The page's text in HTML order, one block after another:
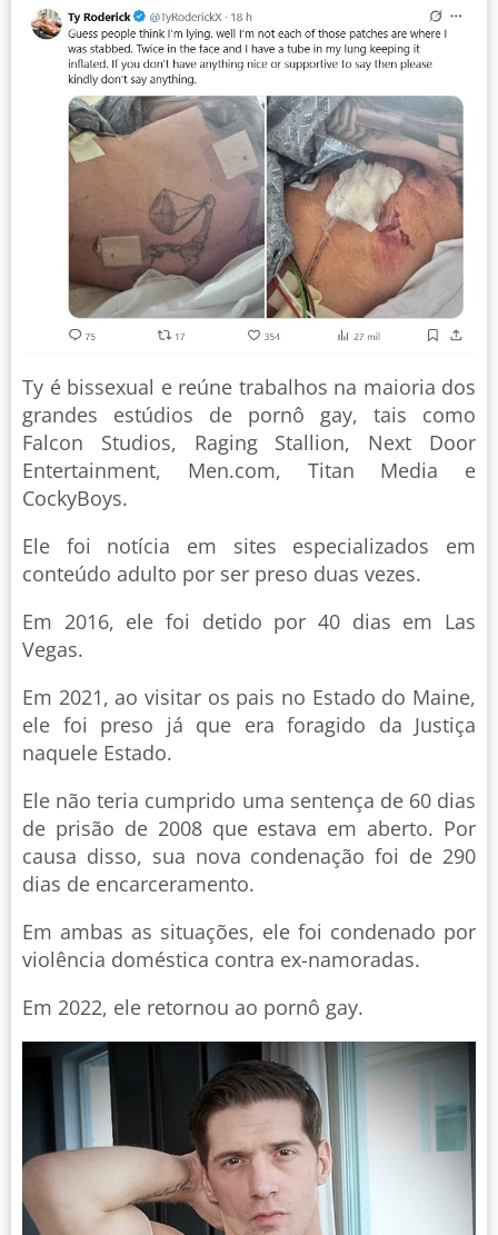
Ty é bissexual e reúne trabalhos na maioria dos
grandes estúdios de pornô gay, tais como
Falcon Studios, Raging Stallion, Next Door
Entertainment, Men.com, Titan Media e
CockyBoys.
Ele foi notícia em sites especializados em
conteúdo adulto por ser preso duas vezes.
Em 2016, ele foi detido por 40 dias em Las
Vegas.
Em 2021, ao visitar os pais no Estado do Maine,
ele foi preso já que era foragido da Justiça
naquele Estado.
Ele não teria cumprido uma sentença de 60 dias
de prisão de 2008 que estava em aberto. Por
causa disso, sua nova condenação foi de 290
dias de encarceramento.
Em ambas as situações, ele foi condenado por
violência doméstica contra ex-namoradas.
Em 2022, ele retornou ao pornô gay.